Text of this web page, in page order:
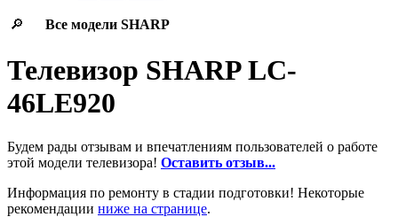
🔎 Все модели SHARP
Телевизор SHARP LC-
46LE920
Будем рады отзывам и впечатлениям пользователей о работе
этой модели телевизора! Оставить отзыв...
Информация по ремонту в стадии подготовки! Некоторые
рекомендации ниже на странице.